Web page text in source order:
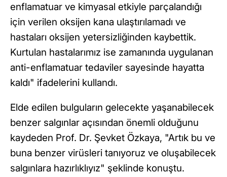
enflamatuar ve kimyasal etkiyle parçalandığı
için verilen oksijen kana ulaştırılamadı ve
hastaları oksijen yetersizliğinden kaybettik.
Kurtulan hastalarımız ise zamanında uygulanan
anti-enflamatuar tedaviler sayesinde hayatta
kaldı" ifadelerini kullandı.
Elde edilen bulguların gelecekte yaşanabilecek
benzer salgınlar açısından önemli olduğunu
kaydeden Prof. Dr. Şevket Özkaya, "Artık bu ve
buna benzer virüsleri tanıyoruz ve oluşabilecek
salgınlara hazırlıklıyız" şeklinde konuştu.